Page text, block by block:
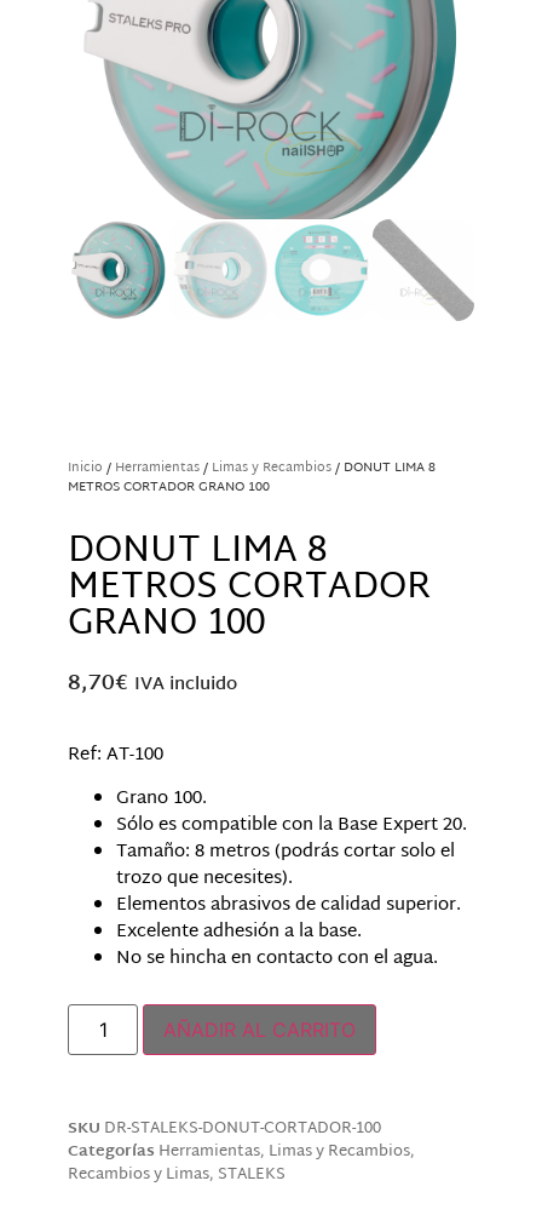
Inicio / Herramientas/ Limas y Recambios/ DONUT LIMA 8
METROS CORTADOR GRANO 100
DONUT LIMA 8
METROS CORTADOR
GRANO 100
8,70€ IVA incluido
Ref: AT-100
Grano 100.
Sólo es compatible con la Base Expert 20.
Tamaño: 8 metros (podrás cortar solo el
trozo que necesites).
Elementos abrasivos de calidad superior.
Excelente adhesión a la base.
No se hincha en contacto con el agua.
AÑADIR AL CARRITO
SKU DR-STALEKS-DONUT-CORTADOR-100
Categorías Herramientas, Limas y Recambios,
Recambios y Limas, STALEKS